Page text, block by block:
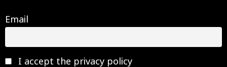
Email
I accept the privacy policy